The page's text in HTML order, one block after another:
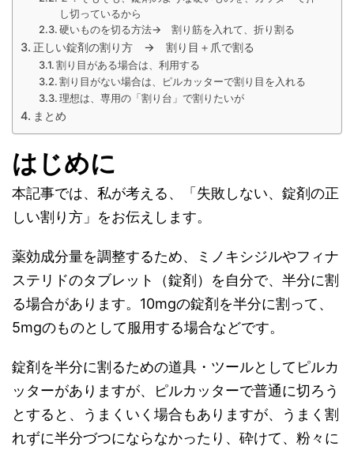
し切っているから
硬いものを切る方法→ 割り筋を入れて、折り割る
正しい錠剤の割り方 → 割り目＋爪で割る
割り目がある場合は、利用する
割り目がない場合は、ピルカッターで割り目を入れる
理想は、専用の「割り台」で割りたいが
まとめ
はじめに
本記事では、私が考える、「失敗しない、錠剤の正
しい割り方」をお伝えします。
薬効成分量を調整するため、ミノキシジルやフィナ
ステリドのタブレット（錠剤）を自分で、半分に割
る場合があります。10mgの錠剤を半分に割って、
5mgのものとして服用する場合などです。
錠剤を半分に割るための道具・ツールとしてピルカ
ッターがありますが、ピルカッターで普通に切ろう
とすると、うまくいく場合もありますが、うまく割
れずに半分づつにならなかったり、砕けて、粉々に